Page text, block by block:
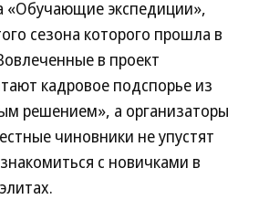
«Обучающие экспедиции»,
сезона которого прошла в
в проект
кадровое подспорье из
решением», а организаторы
чиновники не упустят
с новичками в